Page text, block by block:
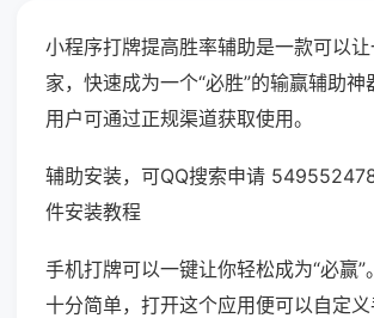
小程序打牌提高胜率辅助是一款可以
家，快速成为一个“必胜”的输赢辅助神
用户可通过正规渠道获取使用。
辅助安装，可QQ搜索申请
件安装教程
手机打牌可以一键让你轻松成为“必赢”
十分简单，打开这个应用便可以自定